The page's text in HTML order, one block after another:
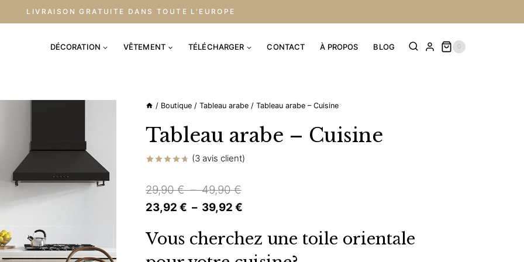
LIVRAISON GRATUITE DANS TOUTE L'EUROPE
DÉCORATION VÊTEMENT TÉLÉCHARGER CONTACT À PROPOS BLOG 0
/ Boutique / Tableau arabe / Tableau arabe – Cuisine
Tableau arabe – Cuisine
basé sur
notations
client
(3 avis client)
29,90€ – 49,90€Plage
de
29,90 €
23,92 € – 39,92 €
prix :
Vous cherchez une toile orientale
29,90 €
49,90 €
23,92 €
39,92 €